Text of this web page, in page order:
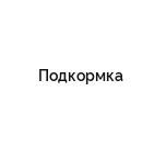
Подкормка